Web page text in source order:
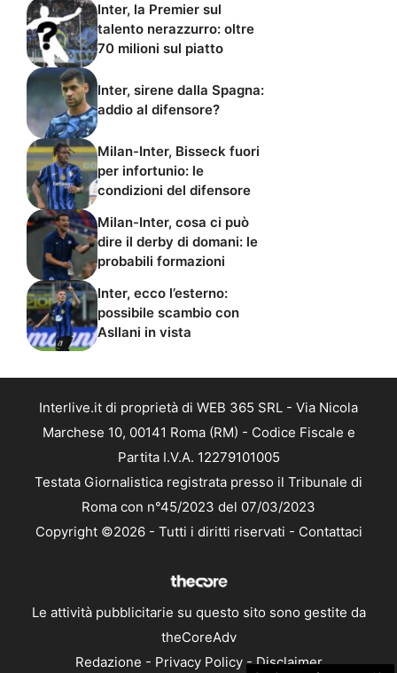
Inter, la Premier sul
talento nerazzurro: oltre
70 milioni sul piatto
Inter, sirene dalla Spagna:
addio al difensore?
Milan-Inter, Bisseck fuori
per infortunio: le
condizioni del difensore
Milan-Inter, cosa ci può
dire il derby di domani: le
probabili formazioni
Inter, ecco l’esterno:
possibile scambio con
Asllani in vista
Interlive.it di proprietà di WEB 365 SRL - Via Nicola
Marchese 10, 00141 Roma (RM) - Codice Fiscale e
Partita I.V.A. 12279101005
Testata Giornalistica registrata presso il Tribunale di
Roma con n°45/2023 del 07/03/2023
Copyright ©2026 - Tutti i diritti riservati - Contattaci
Le attività pubblicitarie su questo sito sono gestite da
theCoreAdv
Redazione - Privacy Policy-Disclaimer